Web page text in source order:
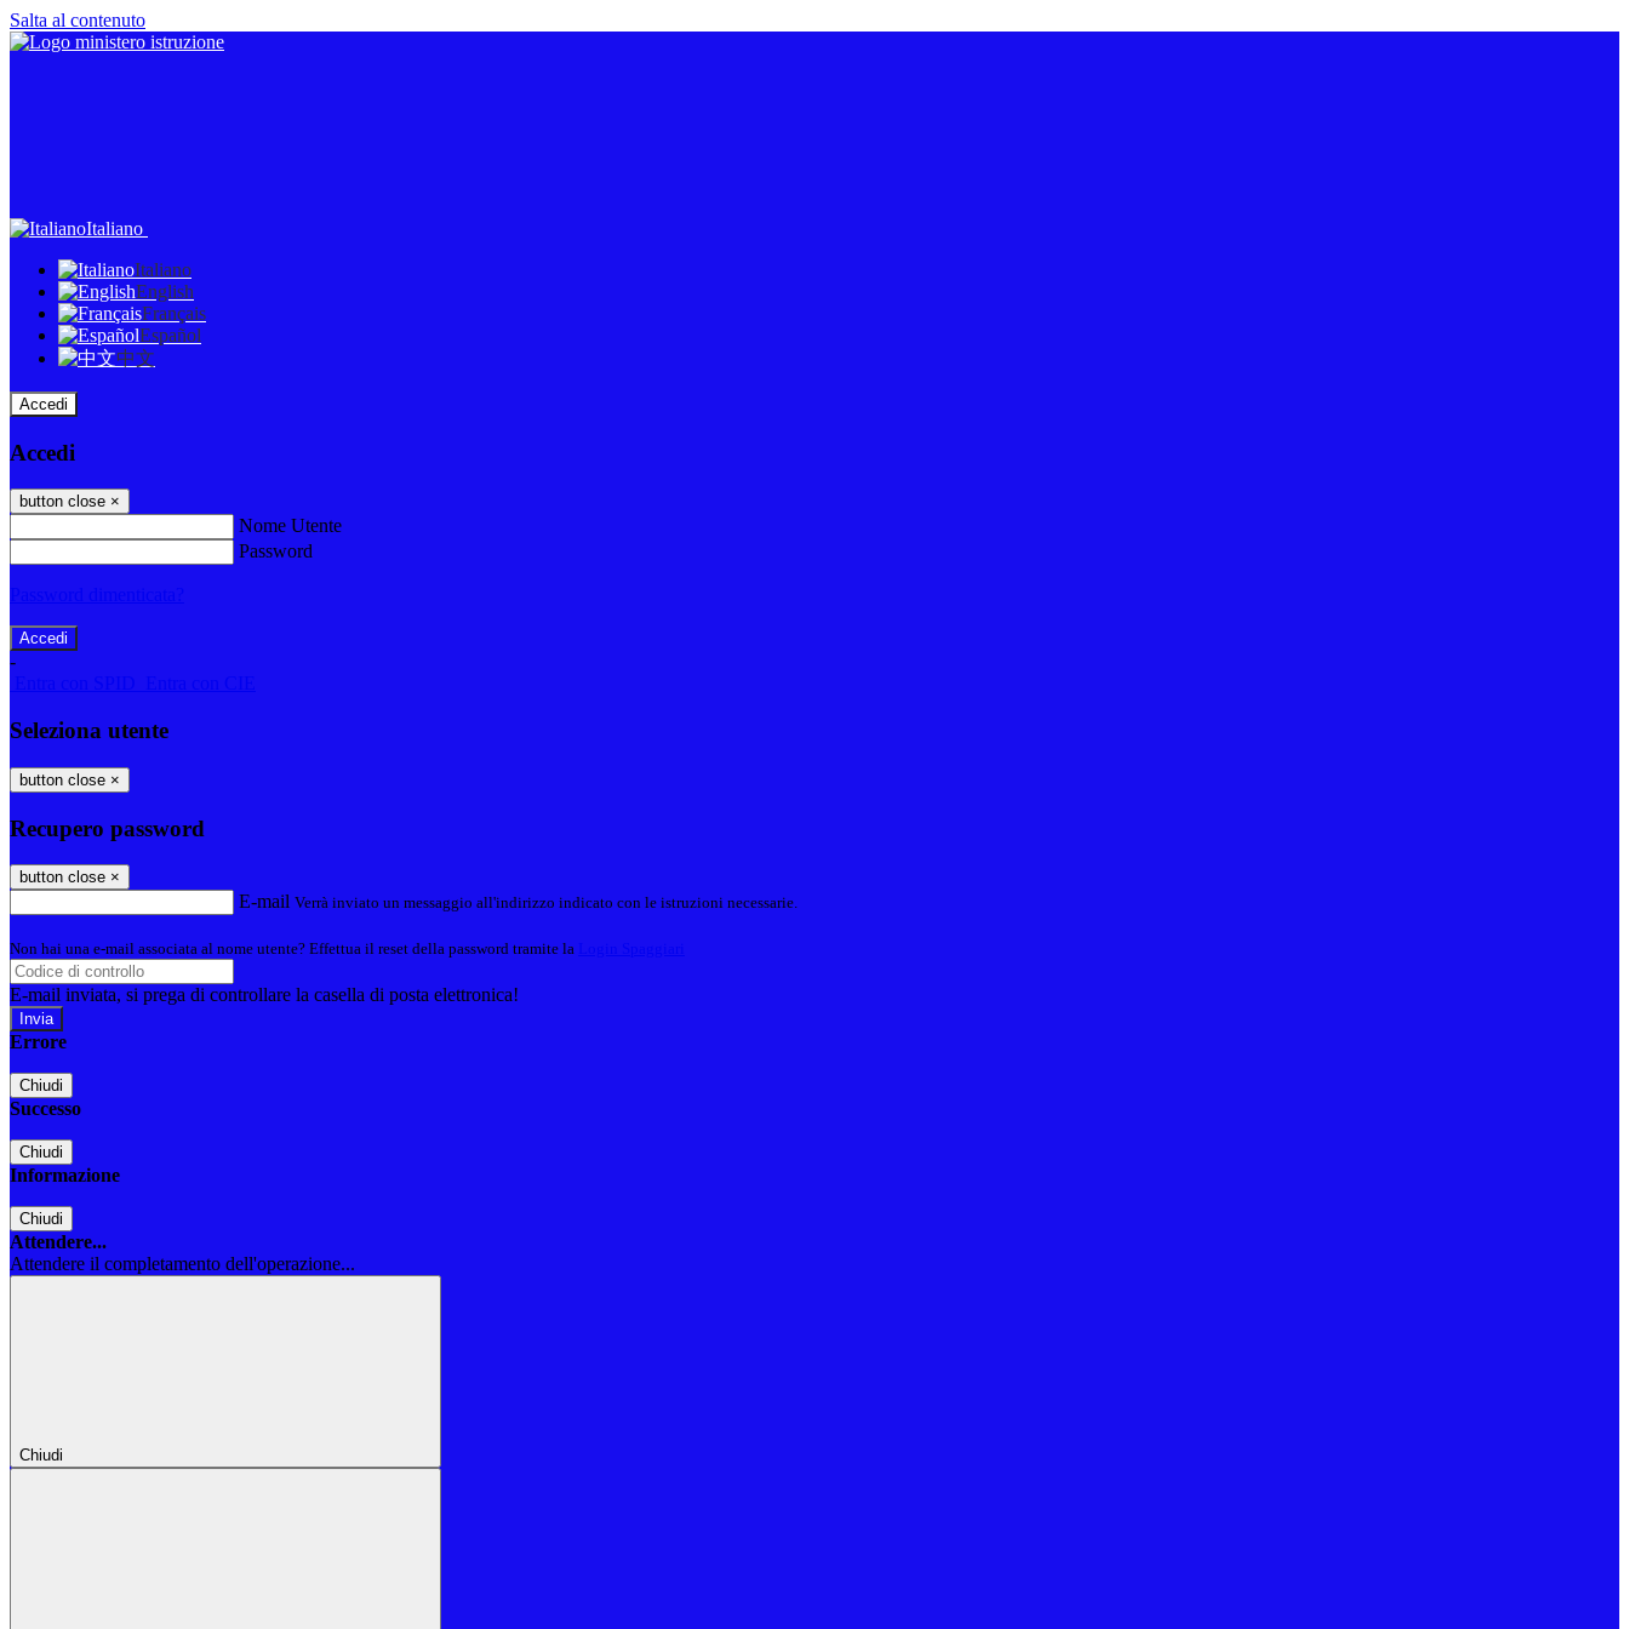
Salta al contenuto
Italiano
Italiano
English
Français
Español
中文
Accedi
Accedi
button close ×
Nome Utente
Password
-
Seleziona utente
button close ×
Recupero password
button close ×
E-mail Verrà inviato un messaggio all'indirizzo indicato con le istruzioni necessarie.
Non hai una e-mail associata al nome utente? Effettua il reset della password tramite la
E-mail inviata, si prega di controllare la casella di posta elettronica!
Errore
Chiudi
Successo
Chiudi
Informazione
Chiudi
Attendere...
Attendere il completamento dell'operazione...
Chiudi